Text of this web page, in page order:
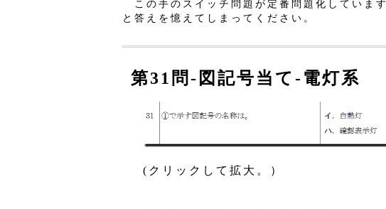
この手のスイッチ問題が定番問題化していま
と答えを憶えてしまってください。
第31問‐図記号当て‐電灯系
(クリックして拡大。）